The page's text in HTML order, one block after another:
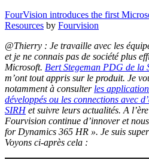
FourVision introduces the first
Resources by Fourvision
@Thierry : Je travaille avec les
et je ne connais pas de société plus
Microsoft. Bert Stegeman PDG de la
m’ont tout appris sur le produit. Je
notamment à consulter les
développés ou les connections avec
SIRH et suivre leurs actualités. A
Fourvision continue d’innover et
for Dynamics 365 HR ». Je suis
Voyons ci-après cela :